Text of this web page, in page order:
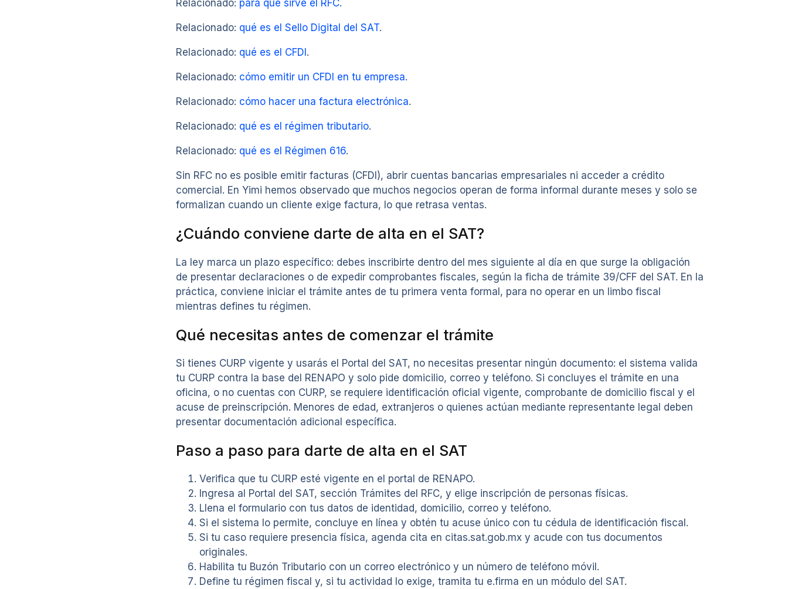
Relacionado: para qué sirve el RFC.
Relacionado: qué es el Sello Digital del SAT.
Relacionado: qué es el CFDI .
Relacionado: cómo emitir un CFDI en tu empresa.
Relacionado: cómo hacer una factura electrónica.
Relacionado: qué es el régimen tributario.
Relacionado: qué es el Régimen 616.
Sin RFC no es posible emitir facturas (CFDI), abrir cuentas bancarias empresariales ni acceder a crédito
comercial. En Yimi hemos observado que muchos negocios operan de forma informal durante meses y solo se
formalizan cuando un cliente exige factura, lo que retrasa ventas.
¿Cuándo conviene darte de alta en el SAT?
La ley marca un plazo específico: debes inscribirte dentro del mes siguiente al día en que surge la obligación
de presentar declaraciones o de expedir comprobantes fiscales, según la ficha de trámite 39/CFF del SAT. En la
práctica, conviene iniciar el trámite antes de tu primera venta formal, para no operar en un limbo fiscal
mientras defines tu régimen.
Qué necesitas antes de comenzar el trámite
Si tienes CURP vigente y usarás el Portal del SAT, no necesitas presentar ningún documento: el sistema valida
tu CURP contra la base del RENAPO y solo pide domicilio, correo y teléfono. Si concluyes el trámite en una
oficina, o no cuentas con CURP, se requiere identificación oficial vigente, comprobante de domicilio fiscal y el
acuse de preinscripción. Menores de edad, extranjeros o quienes actúan mediante representante legal deben
presentar documentación adicional específica.
Paso a paso para darte de alta en el SAT
Verifica que tu CURP esté vigente en el portal de RENAPO.
Ingresa al Portal del SAT, sección Trámites del RFC, y elige inscripción de personas físicas.
Llena el formulario con tus datos de identidad, domicilio, correo y teléfono.
Si el sistema lo permite, concluye en línea y obtén tu acuse único con tu cédula de identificación fiscal.
Si tu caso requiere presencia física, agenda cita en citas.sat.gob.mx y acude con tus documentos
originales.
Habilita tu Buzón Tributario con un correo electrónico y un número de teléfono móvil.
Define tu régimen fiscal y, si tu actividad lo exige, tramita tu e.firma en un módulo del SAT.